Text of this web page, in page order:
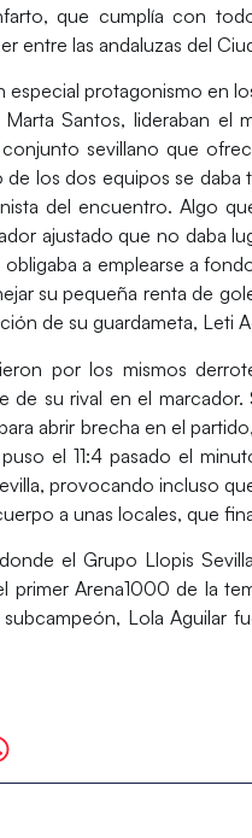
que cumplía con
entre las andaluzas del
especial protagonismo en
Marta Santos, lideraban el
sevillano que
los dos equipos se daba
del encuentro. Algo
ajustado que no daba
a emplearse a
su pequeña renta de
de su guardameta, Leti
por los mismos
de su rival en el
abrir brecha en el
el 11:4 pasado el
provocando incluso
a unas locales, que
el Grupo Llopis
Arena1000 de la
Lola Aguilar